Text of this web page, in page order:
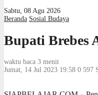
Sabtu, 08 Agu 2026
Beranda Sosial Budaya
Bupati Brebes
waktu baca 3 menit
Jumat, 14 Jul 2023 19:58 0 597